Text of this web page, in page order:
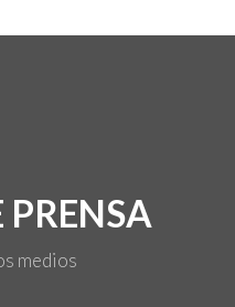
PRENSA
medios